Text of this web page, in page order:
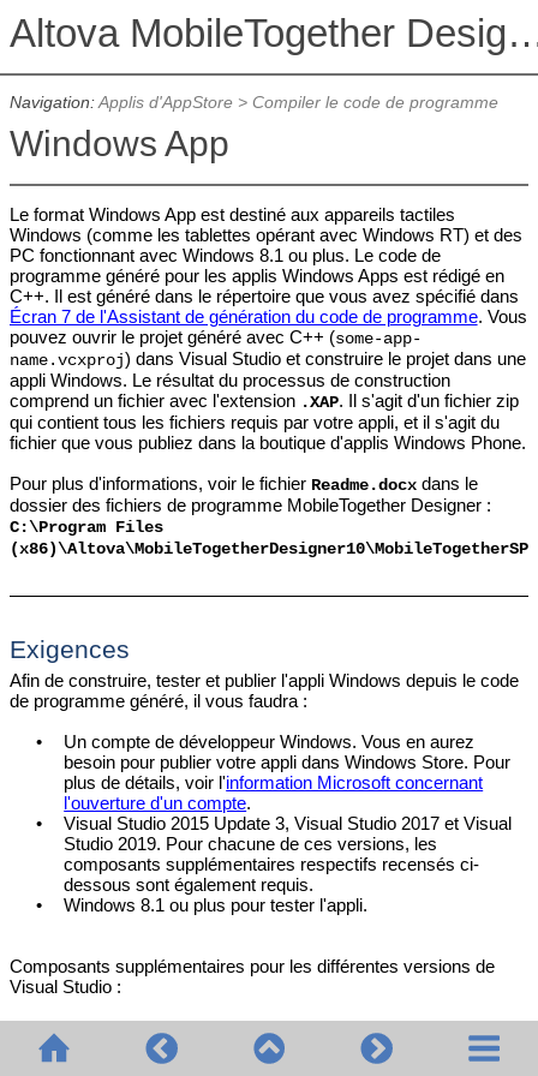
Altova
Navigation:Applis d'AppStore> Compiler le code de programme
Windows App
Le format Windows App est destiné aux appareils tactiles
Windows (comme les tablettes opérant avec Windows RT) et des
PC fonctionnant avec Windows 8.1 ou plus. Le code de
programme généré pour les applis Windows Apps est rédigé en
C++. Il est généré dans le répertoire que vous avez spécifié dans
Écran 7 de l'Assistant de génération du code de programme. Vous
pouvez ouvrir le projet généré avec C++ (some-app-
name.vcxproj) dans Visual Studio et construire le projet dans une
appli Windows. Le résultat du processus de construction
comprend un fichier avec l'extension .XAP. Il s'agit d'un fichier zip
qui contient tous les fichiers requis par votre appli, et il s'agit du
fichier que vous publiez dans la boutique d'applis Windows Phone.
Pour plus d'informations, voir le fichier Readme.docxdans le
dossier des fichiers de programme MobileTogether Designer :
C:\Program Files
Exigences
Afin de construire, tester et publier l'appli Windows depuis le code
de programme généré, il vous faudra :
•
Un compte de développeur Windows. Vous en aurez
besoin pour publier votre appli dans Windows Store. Pour
plus de détails, voir l'information Microsoft concernant
l'ouverture d'un compte.
•
Visual Studio 2015 Update 3, Visual Studio 2017 et Visual
Studio 2019. Pour chacune de ces versions, les
composants supplémentaires respectifs recensés ci-
dessous sont également requis.
•
Windows 8.1 ou plus pour tester l'appli.
Composants supplémentaires pour les différentes versions de
Visual Studio :
Visual Studio 2015 Update 3
•
Universal Windows App Development Tools (1.4.1) et
Windows 10 SDK (10.0.14393)